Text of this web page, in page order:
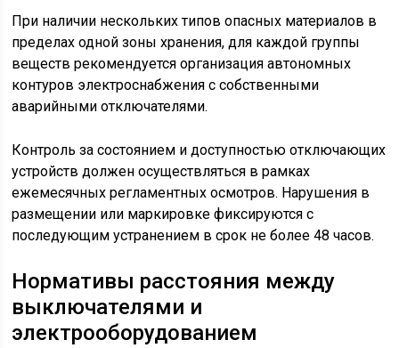
При наличии нескольких типов опасных материалов в
пределах одной зоны хранения, для каждой группы
веществ рекомендуется организация автономных
контуров электроснабжения с собственными
аварийными отключателями.
Контроль за состоянием и доступностью отключающих
устройств должен осуществляться в рамках
ежемесячных регламентных осмотров. Нарушения в
размещении или маркировке фиксируются с
последующим устранением в срок не более 48 часов.
Нормативы расстояния между
выключателями и
электрооборудованием